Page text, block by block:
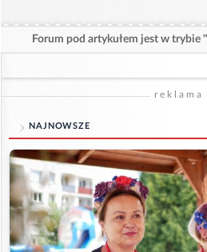
Forum pod artykułem jest w trybie
reklama
NAJNOWSZE